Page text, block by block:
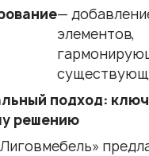
—
элементов,
подход:
решению